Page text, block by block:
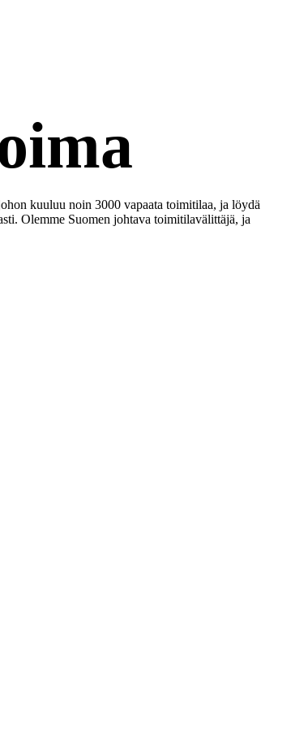
kuuluu noin 3000 vapaata toimitilaa, ja löydä
Olemme Suomen johtava toimitilavälittäjä, ja